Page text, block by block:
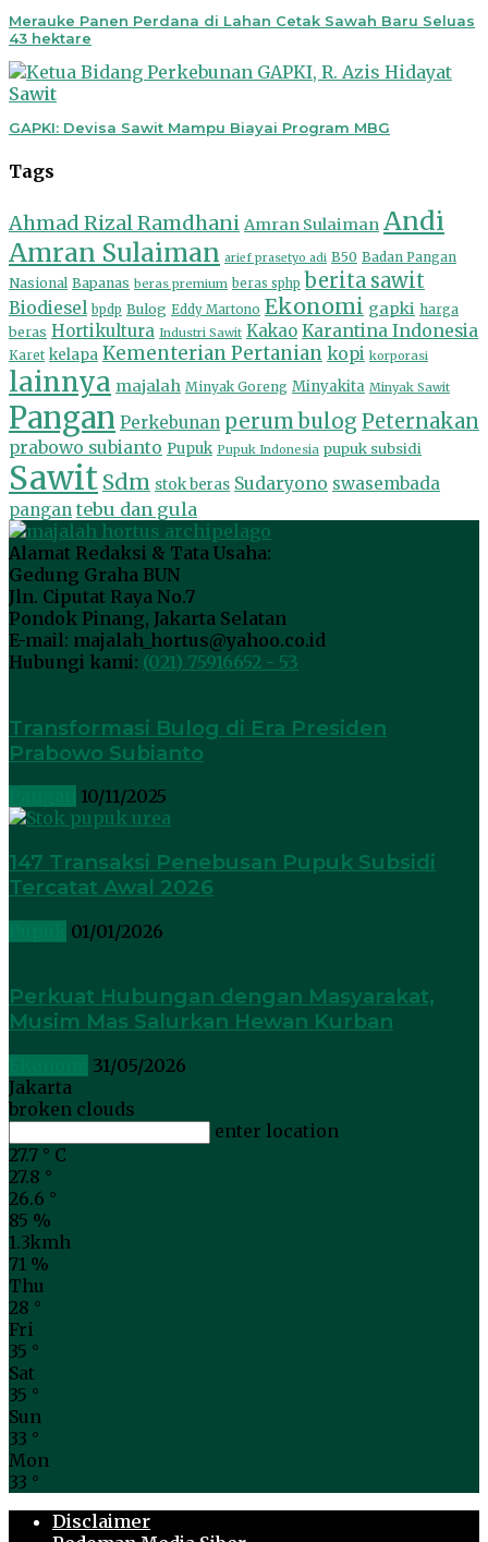
Merauke Panen Perdana di Lahan Cetak Sawah Baru Seluas
43 hektare
Sawit
GAPKI: Devisa Sawit Mampu Biayai Program MBG
Tags
Ahmad Rizal Ramdhani Amran Sulaiman Andi
Amran Sulaiman arief prasetyo adi B50 Badan Pangan
Nasional Bapanas beras premium beras sphp berita sawit
Biodiesel bpdp Bulog Eddy Martono Ekonomi gapki harga
beras Hortikultura Industri Sawit Kakao Karantina Indonesia
Karet kelapa Kementerian Pertanian kopi korporasi
lainnya majalah Minyak Goreng Minyakita Minyak Sawit
Pangan Perkebunan perum bulog Peternakan
prabowo subianto Pupuk Pupuk Indonesia pupuk subsidi
Sawit Sdm stok beras Sudaryono swasembada
pangan tebu dan gula
Alamat Redaksi & Tata Usaha:
Gedung Graha BUN
Jln. Ciputat Raya No.7
Pondok Pinang, Jakarta Selatan
E-mail: majalah_hortus@yahoo.co.id
Hubungi kami: (021) 75916652 - 53
Transformasi Bulog di Era Presiden
Prabowo Subianto
10/11/2025
147 Transaksi Penebusan Pupuk Subsidi
Tercatat Awal 2026
01/01/2026
Perkuat Hubungan dengan Masyarakat,
Musim Mas Salurkan Hewan Kurban
31/05/2026
Jakarta
broken clouds
enter location
27.7 ° C
27.8 °
26.6 °
85 %
1.3kmh
71 %
Thu
28 °
Fri
35 °
Sat
35 °
Sun
33 °
Mon
33 °
Disclaimer